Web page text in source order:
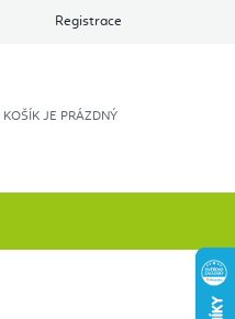
O nás
Registrace